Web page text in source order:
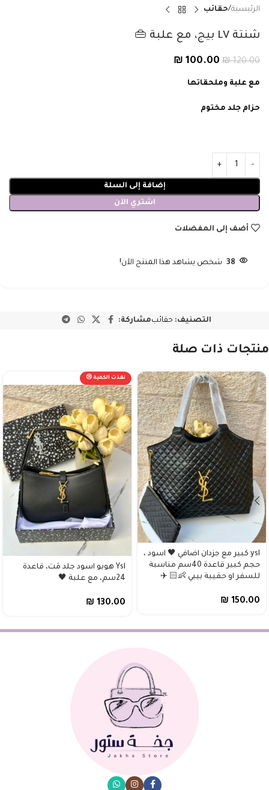
الرئيسية حقائب
شنتة LV بيج، مع علبة 👜
₪120.00
₪ 100.00
مع علبة وملحقاتها
حزام جلد مختوم
إضافة إلى السلة
اشتري الآن
أضف إلى المفضلات
38 شخص يشاهد هذا المنتج الآن!
التصنيف: حقائبمشاركة:
منتجات ذات صلة
ysl كبير مع جزدان اضافي 🖤 اسود ،
حجم كبير قاعدة 40سم مناسبة
للسفر او حقيبة بيبي 👶🏻 ✈️
₪ 150.00
نفذت الكمية 😢
Ysl هوبو اسود جلد مَت، قاعدة
24سم، مع علبة 🖤
₪ 130.00